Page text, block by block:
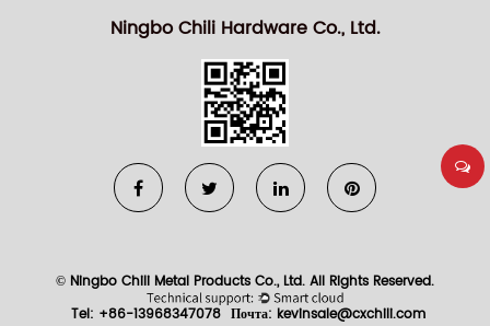
Ningbo Chili Hardware Co., Ltd.
© Ningbo Chili Metal Products Co., Ltd. All Rights Reserved.
Tel: +86-13968347078 Почта: kevinsale@cxchili.com